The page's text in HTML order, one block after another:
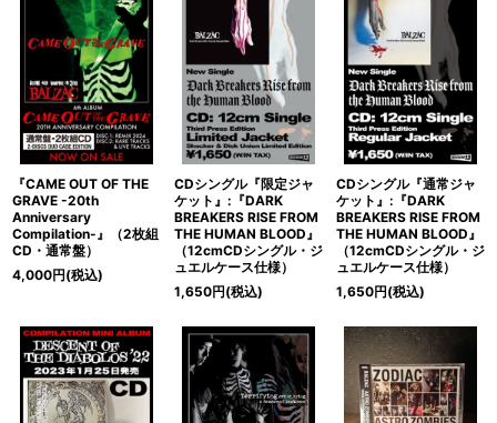
『CAME OUT OF THE
GRAVE -20th
Anniversary
Compilation-』（2枚組
CD・通常盤）
4,000円(税込)
CDシングル『限定ジャ
ケット』:『DARK
BREAKERS RISE FROM
THE HUMAN BLOOD』
（12cmCDシングル・ジ
ュエルケース仕様）
1,650円(税込)
CDシングル『通常ジャ
ケット』:『DARK
BREAKERS RISE FROM
THE HUMAN BLOOD』
（12cmCDシングル・ジ
ュエルケース仕様）
1,650円(税込)